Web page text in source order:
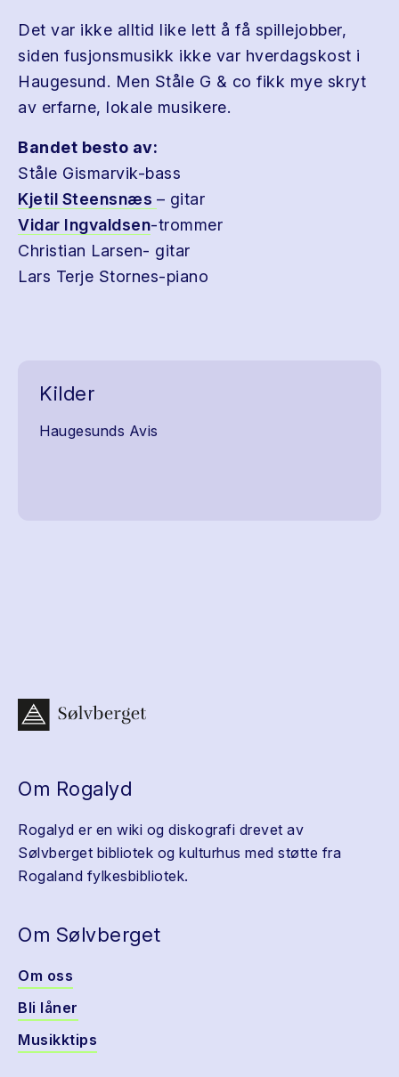
Det var ikke alltid like lett å få spillejobber,
siden fusjonsmusikk ikke var hverdagskost i
Haugesund. Men Ståle G & co fikk mye skryt
av erfarne, lokale musikere.
Bandet besto av:
Ståle Gismarvik-bass
Kjetil Steensnæs – gitar
Vidar Ingvaldsen-trommer
Christian Larsen- gitar
Lars Terje Stornes-piano
Kilder
Haugesunds Avis
Om Rogalyd
Rogalyd er en wiki og diskografi drevet av
Sølvberget bibliotek og kulturhus med støtte fra
Rogaland fylkesbibliotek.
Om Sølvberget
Om oss
Bli låner
Musikktips